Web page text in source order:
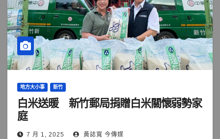
地方大小事 新竹
白米送暖 新竹郵局捐贈白米關懷弱勢家
庭
7 月 1, 2025 黃誌寬 今傳媒